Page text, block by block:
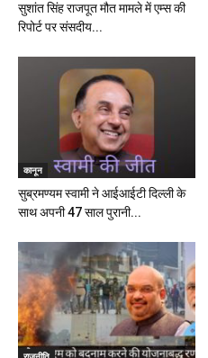
सुशांत सिंह राजपूत मौत मामले में एम्स की
रिपोर्ट पर संसदीय...
कानून
सुब्रमण्यम स्वामी ने आईआईटी दिल्ली के
साथ अपनी 47 साल पुरानी...